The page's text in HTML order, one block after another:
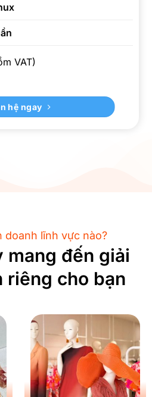
VAT)
hệ ngay
doanh lĩnh vực nào?
mang đến giải
riêng cho bạn